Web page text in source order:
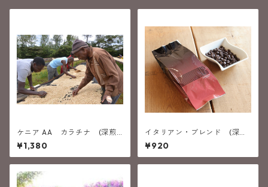
ケニア AA カラチナ (深煎
り）
¥1,380
イタリアン・ブレンド (深煎
り）
¥920